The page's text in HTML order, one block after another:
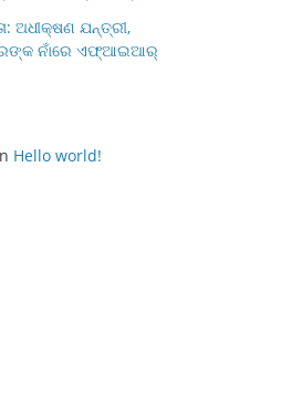
ଅଧୀକ୍ଷଣ ଯନ୍ତ୍ରୀ,
ନାଁରେ ଏଫ୍‌ଆଇଆର୍
Hello world!